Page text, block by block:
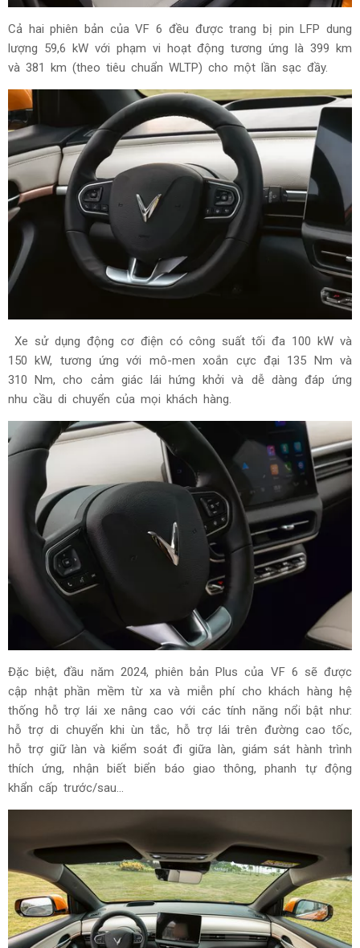
Cả hai phiên bản của VF 6 đều được trang bị pin LFP dung
lượng 59,6 kW với phạm vi hoạt động tương ứng là 399 km
và 381 km (theo tiêu chuẩn WLTP) cho một lần sạc đầy.
Xe sử dụng động cơ điện có công suất tối đa 100 kW và
150 kW, tương ứng với mô-men xoắn cực đại 135 Nm và
310 Nm, cho cảm giác lái hứng khởi và dễ dàng đáp ứng
nhu cầu di chuyển của mọi khách hàng.
Đặc biệt, đầu năm 2024, phiên bản Plus của VF 6 sẽ được
cập nhật phần mềm từ xa và miễn phí cho khách hàng hệ
thống hỗ trợ lái xe nâng cao với các tính năng nổi bật như:
hỗ trợ di chuyển khi ùn tắc, hỗ trợ lái trên đường cao tốc,
hỗ trợ giữ làn và kiểm soát đi giữa làn, giám sát hành trình
thích ứng, nhận biết biển báo giao thông, phanh tự động
khẩn cấp trước/sau…